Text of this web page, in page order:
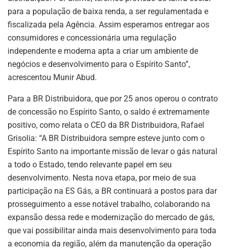
para a população de baixa renda, a ser regulamentada e
fiscalizada pela Agência. Assim esperamos entregar aos
consumidores e concessionária uma regulação
independente e moderna apta a criar um ambiente de
negócios e desenvolvimento para o Espírito Santo”,
acrescentou Munir Abud.
Para a BR Distribuidora, que por 25 anos operou o contrato
de concessão no Espírito Santo, o saldo é extremamente
positivo, como relata o CEO da BR Distribuidora, Rafael
Grisolia: “A BR Distribuidora sempre esteve junto com o
Espírito Santo na importante missão de levar o gás natural
a todo o Estado, tendo relevante papel em seu
desenvolvimento. Nesta nova etapa, por meio de sua
participação na ES Gás, a BR continuará a postos para dar
prosseguimento a esse notável trabalho, colaborando na
expansão dessa rede e modernização do mercado de gás,
que vai possibilitar ainda mais desenvolvimento para toda
a economia da região, além da manutenção da operação